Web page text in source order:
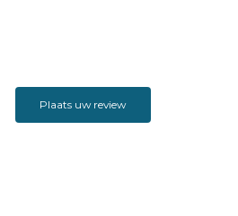
Plaats uw review